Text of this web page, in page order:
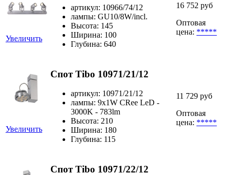
Увеличить
артикул: 10966/74/12
лампы: GU10/8W/incl.
Высота: 145
Ширина: 100
Глубина: 640
16 752 руб
Оптовая
цена: *****
Увеличить
Спот Tibo 10971/21/12
артикул: 10971/21/12
лампы: 9x1W CRee LeD -
3000K - 783lm
Высота: 210
Ширина: 180
Глубина: 115
11 729 руб
Оптовая
цена: *****
Спот Tibo 10971/22/12